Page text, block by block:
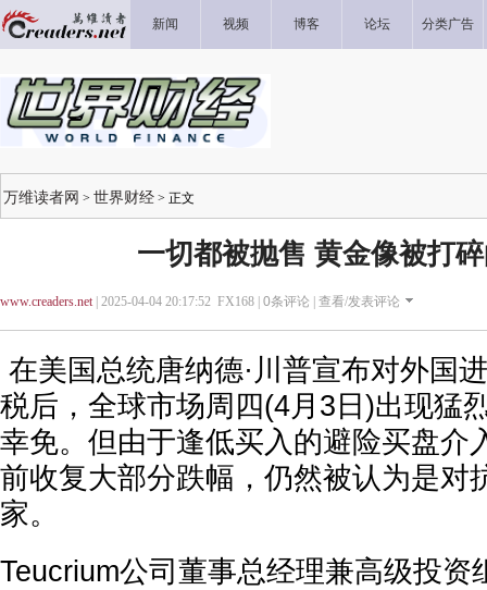
新闻 视频 博客 论坛 分类广告
万维读者网 > 世界财经 > 正文
一切都被抛售 黄金像被打
www.creaders.net| 2025-04-04 20:17:52 FX168 | 0条评论 | 查看/发表评论
在美国总统唐纳德·川普宣布对外国
税后，全球市场周四(4月3日)出现猛
幸免。但由于逢低买入的避险买盘介
前收复大部分跌幅，仍然被认为是对
家。
Teucrium公司董事总经理兼高级投资